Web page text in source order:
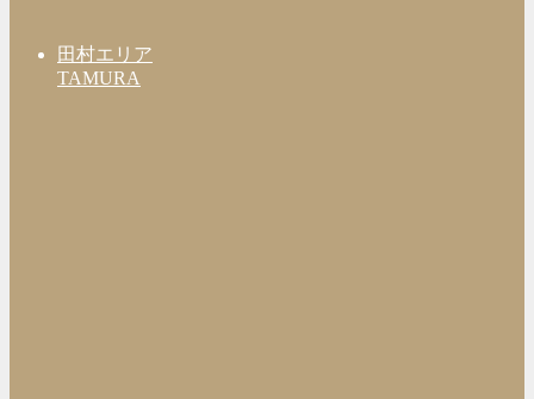
田村エリア
TAMURA